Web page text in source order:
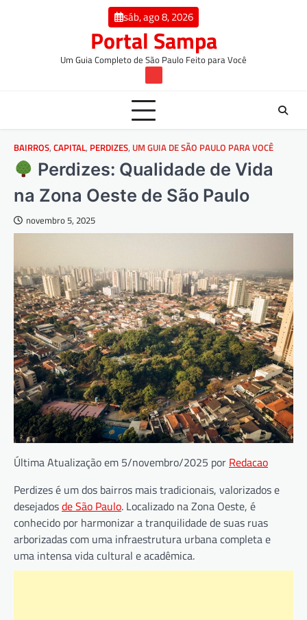
sáb, ago 8, 2026
Portal Sampa
Um Guia Completo de São Paulo Feito para Você
TW
BAIRROS, CAPITAL, PERDIZES, UM GUIA DE SÃO PAULO PARA VOCÊ
Perdizes: Qualidade de Vida
na Zona Oeste de São Paulo
novembro 5, 2025
Última Atualização em 5/novembro/2025 por Redacao
Perdizes é um dos bairros mais tradicionais, valorizados e
desejadosde São Paulo. Localizado na Zona Oeste, é
conhecido por harmonizar a tranquilidade de suas ruas
arborizadas com uma infraestrutura urbana completa e
uma intensa vida cultural e acadêmica.